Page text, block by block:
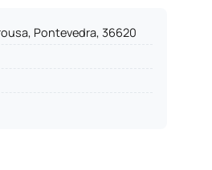
Pontevedra, 36620